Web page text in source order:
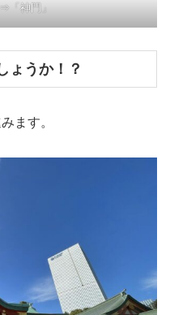
「神門」
ょうか！？
ます。